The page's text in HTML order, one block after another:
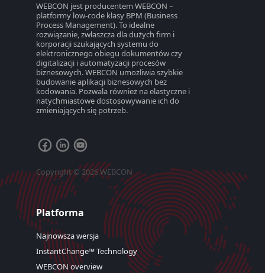
WEBCON jest producentem WEBCON –
platformy low-code klasy BPM (Business
Process Management). To idealne
rozwiązanie, zwłaszcza dla dużych firm i
korporacji szukających systemu do
elektronicznego obiegu dokumentów czy
digitalizacji i automatyzacji procesów
biznesowych. WEBCON umożliwia szybkie
budowanie aplikacji biznesowych bez
kodowania. Pozwala również na elastyczne i
natychmiastowe dostosowywanie ich do
zmieniających się potrzeb.
Copyright © 2026 WEBCON
Platforma
Najnowsza wersja
InstantChange™ Technology
WEBCON overview